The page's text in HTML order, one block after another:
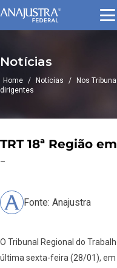
Notícias
Home / Notícias / Nos
dirigentes
TRT 18ª Região
–
Fonte: Anajustra
O Tribunal Regional do
última sexta-feira (28/01), em